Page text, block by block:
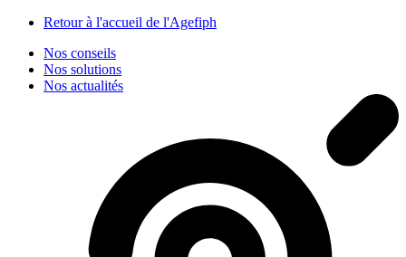
Retour à l'accueil de l'Agefiph
Nos conseils
Nos solutions
Nos actualités